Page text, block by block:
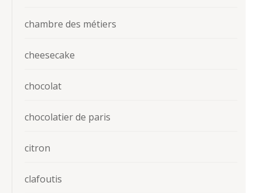
chambre des métiers
cheesecake
chocolat
chocolatier de paris
citron
clafoutis